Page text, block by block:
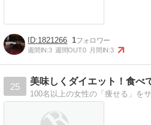
1821266 1
週間IN:3 週間OUT:0 月間IN:3
25